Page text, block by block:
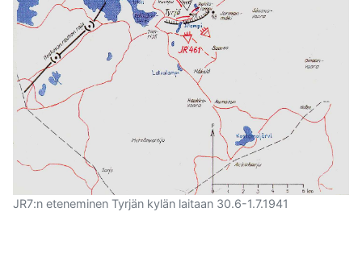
JR7:n eteneminen Tyrjän kylän laitaan 30.6-1.7.1941